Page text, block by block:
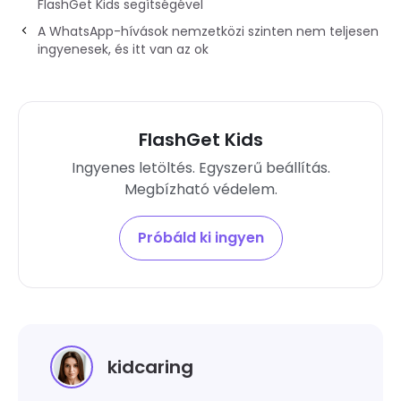
FlashGet Kids segítségével
A WhatsApp-hívások nemzetközi szinten nem teljesen
ingyenesek, és itt van az ok
FlashGet Kids
Ingyenes letöltés. Egyszerű beállítás.
Megbízható védelem.
Próbáld ki ingyen
kidcaring